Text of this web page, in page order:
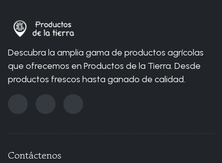
Descubra la amplia gama de productos agrícolas
que ofrecemos en Productos de la Tierra. Desde
productos frescos hasta ganado de calidad.
Contáctenos